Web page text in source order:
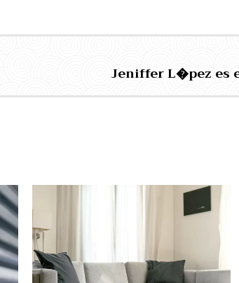
Jeniffer L�pez es